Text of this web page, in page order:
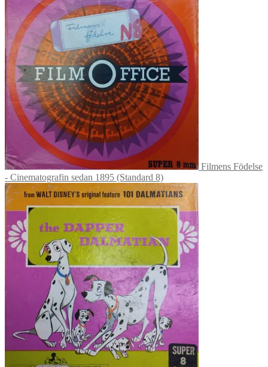
Filmens Födelse
- Cinematografin sedan 1895 (Standard 8)